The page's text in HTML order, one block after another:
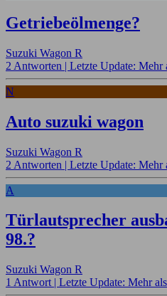
Getriebeölmenge?
Suzuki Wagon R
2 Antworten | Letzte Update: Mehr
N
Auto suzuki wagon
Suzuki Wagon R
2 Antworten | Letzte Update: Mehr
A
Türlautsprecher
98.?
Suzuki Wagon R
1 Antwort | Letzte Update: Mehr